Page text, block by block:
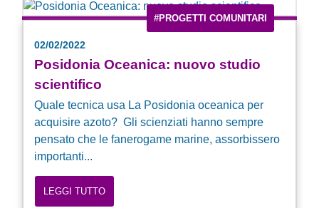
#PROGETTI COMUNITARI
02/02/2022
Posidonia Oceanica: nuovo studio
scientifico
Quale tecnica usa La Posidonia oceanica per
acquisire azoto? Gli scienziati hanno sempre
pensato che le fanerogame marine, assorbissero
importanti...
LEGGI TUTTO